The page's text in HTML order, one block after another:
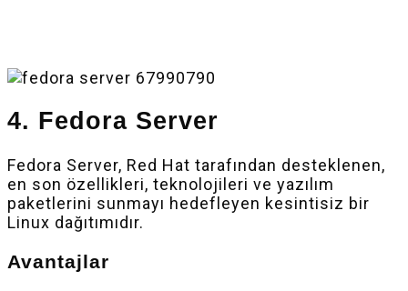
4. Fedora Server
Fedora Server, Red Hat tarafından desteklenen,
en son özellikleri, teknolojileri ve yazılım
paketlerini sunmayı hedefleyen kesintisiz bir
Linux dağıtımıdır.
Avantajlar